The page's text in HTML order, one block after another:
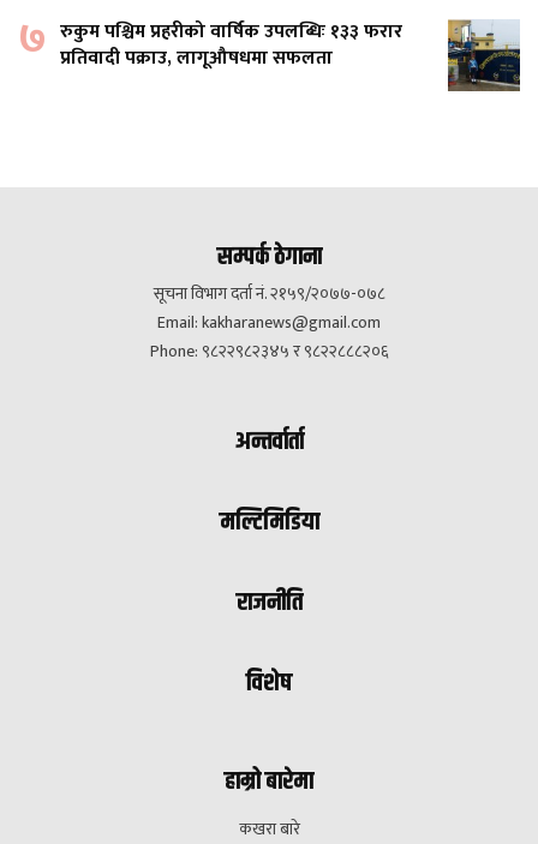
७ रुकुम पश्चिम प्रहरीको वार्षिक उपलब्धिः १३३ फरार
प्रतिवादी पक्राउ, लागूऔषधमा सफलता
सम्पर्क ठेगाना
सूचना विभाग दर्ता नं. २१५९/२०७७-०७८
Email:kakharanews@gmail.com
Phone: ९८२२९८२३४५ र ९८२२८८८२०६
अन्तर्वार्ता
मल्टिमिडिया
राजनीति
विशेष
हाम्रो बारेमा
कखरा बारे